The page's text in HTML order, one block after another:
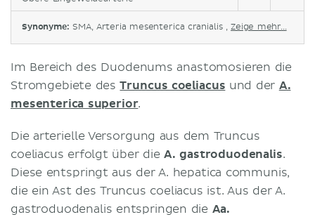
Synonyme: SMA, Arteria mesenterica cranialis ,Zeige mehr...
Im Bereich des Duodenums anastomosieren die
Stromgebiete desTruncus coeliacus und der A.
mesenterica superior.
Die arterielle Versorgung aus dem Truncus
coeliacus erfolgt über dieA. gastroduodenalis.
Diese entspringt aus der A. hepatica communis,
die ein Ast des Truncus coeliacus ist. Aus der A.
gastroduodenalis entspringen die Aa.